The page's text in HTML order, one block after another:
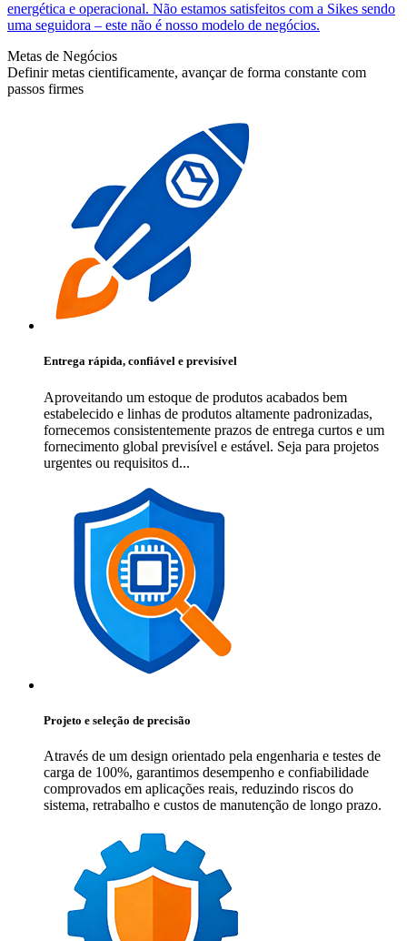
energética e operacional. Não estamos satisfeitos com a Sikes sendo
uma seguidora – este não é nosso modelo de negócios.
Metas de Negócios
Definir metas cientificamente, avançar de forma constante com
passos firmes
Entrega rápida, confiável e previsível
Aproveitando um estoque de produtos acabados bem
estabelecido e linhas de produtos altamente padronizadas,
fornecemos consistentemente prazos de entrega curtos e um
fornecimento global previsível e estável. Seja para projetos
urgentes ou requisitos d...
Projeto e seleção de precisão
Através de um design orientado pela engenharia e testes de
carga de 100%, garantimos desempenho e confiabilidade
comprovados em aplicações reais, reduzindo riscos do
sistema, retrabalho e custos de manutenção de longo prazo.